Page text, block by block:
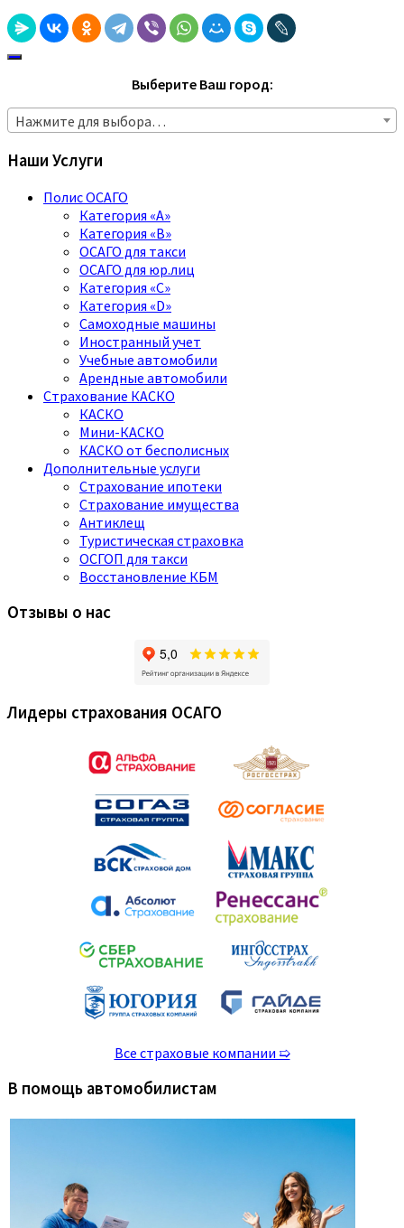
Выберите Ваш город:
Нажмите для выбора…
Наши Услуги
Полис ОСАГО
Категория «A»
Категория «B»
ОСАГО для такси
ОСАГО для юр.лиц
Категория «C»
Категория «D»
Самоходные машины
Иностранный учет
Учебные автомобили
Арендные автомобили
Страхование КАСКО
КАСКО
Мини-КАСКО
КАСКО от бесполисных
Дополнительные услуги
Страхование ипотеки
Страхование имущества
Антиклещ
Туристическая страховка
ОСГОП для такси
Восстановление КБМ
Отзывы о нас
Лидеры страхования ОСАГО
Все страховые компании ➯
В помощь автомобилистам